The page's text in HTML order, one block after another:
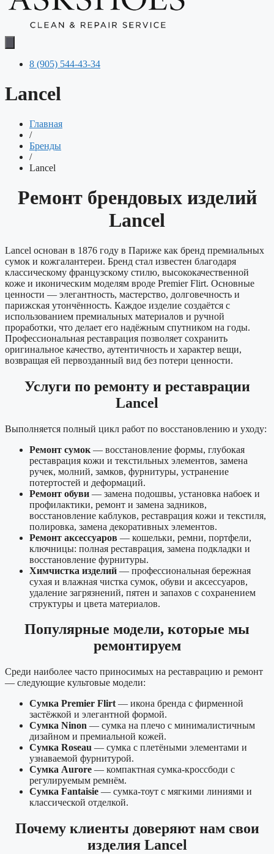
8 (905) 544-43-34
Lancel
Главная
/
Бренды
/
Lancel
Ремонт брендовых изделий
Lancel
Lancel основан в 1876 году в Париже как бренд премиальных
сумок и кожгалантереи. Бренд стал известен благодаря
классическому французскому стилю, высококачественной
коже и иконическим моделям вроде Premier Flirt. Основные
ценности — элегантность, мастерство, долговечность и
парижская утончённость. Каждое изделие создаётся с
использованием премиальных материалов и ручной
проработки, что делает его надёжным спутником на годы.
Профессиональная реставрация позволяет сохранить
оригинальное качество, аутентичность и характер вещи,
возвращая ей первозданный вид без потери ценности.
Услуги по ремонту и реставрации
Lancel
Выполняется полный цикл работ по восстановлению и уходу:
Ремонт сумок — восстановление формы, глубокая
реставрация кожи и текстильных элементов, замена
ручек, молний, замков, фурнитуры, устранение
потертостей и деформаций.
Ремонт обуви — замена подошвы, установка набоек и
профилактики, ремонт и замена задников,
восстановление каблуков, реставрация кожи и текстиля,
полировка, замена декоративных элементов.
Ремонт аксессуаров — кошельки, ремни, портфели,
ключницы: полная реставрация, замена подкладки и
восстановление фурнитуры.
Химчистка изделий — профессиональная бережная
сухая и влажная чистка сумок, обуви и аксессуаров,
удаление загрязнений, пятен и запахов с сохранением
структуры и цвета материалов.
Популярные модели, которые мы
ремонтируем
Среди наиболее часто приносимых на реставрацию и ремонт
— следующие культовые модели:
Сумка Premier Flirt — икона бренда с фирменной
застёжкой и элегантной формой.
Сумка Ninon — сумка на плечо с минималистичным
дизайном и премиальной кожей.
Сумка Roseau — сумка с плетёными элементами и
узнаваемой фурнитурой.
Сумка Aurore — компактная сумка-кроссбоди с
регулируемым ремнём.
Сумка Fantaisie — сумка-тоут с мягкими линиями и
классической отделкой.
Почему клиенты доверяют нам свои
изделия Lancel